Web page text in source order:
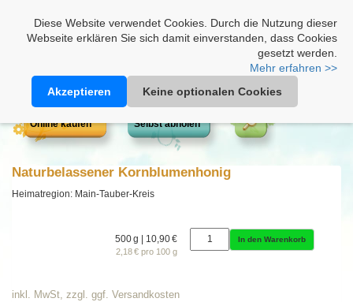
Diese Website verwendet Cookies. Durch die Nutzung dieser
Webseite erklären Sie sich damit einverstanden, dass Cookies
gesetzt werden.
Mehr erfahren >>
Akzeptieren
Keine optionalen Cookies
Online kaufen Selbst abholen
Naturbelassener Kornblumenhonig
Heimatregion: Main-Tauber-Kreis
500 g | 10,90 €
2,18 € pro 100 g
In den Warenkorb
inkl. MwSt, zzgl. ggf. Versandkosten